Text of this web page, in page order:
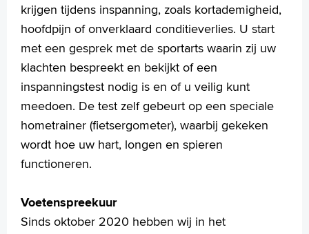
krijgen tijdens inspanning, zoals kortademigheid,
hoofdpijn of onverklaard conditieverlies. U start
met een gesprek met de sportarts waarin zij uw
klachten bespreekt en bekijkt of een
inspanningstest nodig is en of u veilig kunt
meedoen. De test zelf gebeurt op een speciale
hometrainer (fietsergometer), waarbij gekeken
wordt hoe uw hart, longen en spieren
functioneren.
Voetenspreekuur
Sinds oktober 2020 hebben wij in het